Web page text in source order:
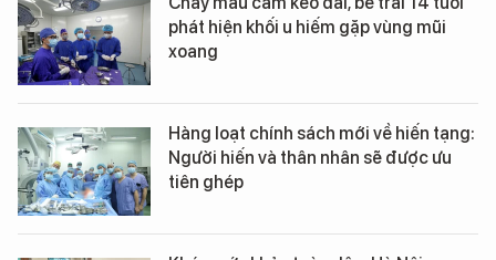
phát hiện khối u hiếm gặp vùng mũi
xoang
Hàng loạt chính sách mới về hiến tạng:
Người hiến và thân nhân sẽ được ưu
tiên ghép